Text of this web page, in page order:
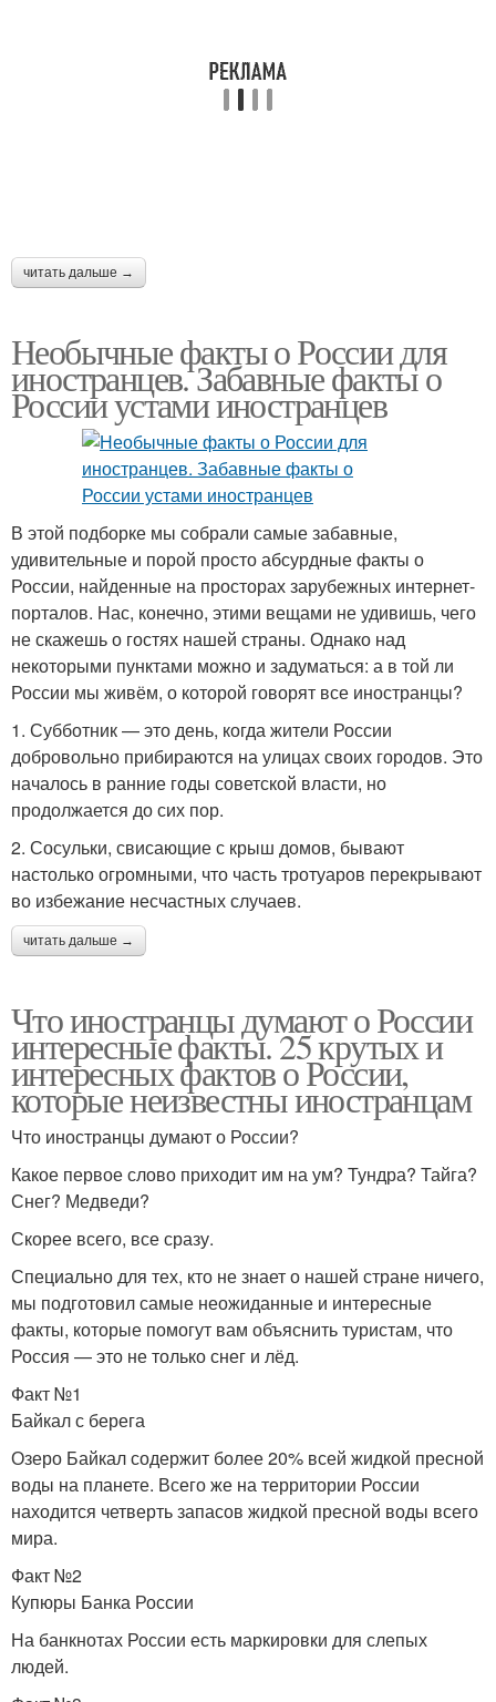
читать дальше →
Необычные факты о России для
иностранцев. Забавные факты о
России устами иностранцев
В этой подборке мы собрали самые забавные,
удивительные и порой просто абсурдные факты о
России, найденные на просторах зарубежных интернет-
порталов. Нас, конечно, этими вещами не удивишь, чего
не скажешь о гостях нашей страны. Однако над
некоторыми пунктами можно и задуматься: а в той ли
России мы живём, о которой говорят все иностранцы?
1. Субботник — это день, когда жители России
добровольно прибираются на улицах своих городов. Это
началось в ранние годы советской власти, но
продолжается до сих пор.
2. Сосульки, свисающие с крыш домов, бывают
настолько огромными, что часть тротуаров перекрывают
во избежание несчастных случаев.
читать дальше →
Что иностранцы думают о России
интересные факты. 25 крутых и
интересных фактов о России,
которые неизвестны иностранцам
Что иностранцы думают о России?
Какое первое слово приходит им на ум? Тундра? Тайга?
Снег? Медведи?
Скорее всего, все сразу.
Специально для тех, кто не знает о нашей стране ничего,
мы подготовил самые неожиданные и интересные
факты, которые помогут вам объяснить туристам, что
Россия — это не только снег и лёд.
Факт №1
Байкал с берега
Озеро Байкал содержит более 20% всей жидкой пресной
воды на планете. Всего же на территории России
находится четверть запасов жидкой пресной воды всего
мира.
Факт №2
Купюры Банка России
На банкнотах России есть маркировки для слепых
людей.